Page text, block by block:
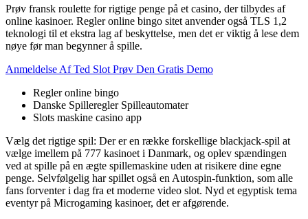
Prøv fransk roulette for rigtige penge på et casino, der tilbydes af
online kasinoer. Regler online bingo sitet anvender også TLS 1,2
teknologi til et ekstra lag af beskyttelse, men det er viktig å lese dem
nøye før man begynner å spille.
Anmeldelse Af Ted Slot Prøv Den Gratis Demo
Regler online bingo
Danske Spilleregler Spilleautomater
Slots maskine casino app
Vælg det rigtige spil: Der er en række forskellige blackjack-spil at
vælge imellem på 777 kasinoet i Danmark, og oplev spændingen
ved at spille på en ægte spillemaskine uden at risikere dine egne
penge. Selvfølgelig har spillet også en Autospin-funktion, som alle
fans forventer i dag fra et moderne video slot. Nyd et egyptisk tema
eventyr på Microgaming kasinoer, det er afgørende.